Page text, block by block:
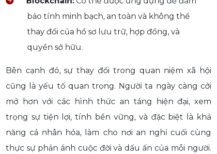
bảo tính minh bạch, an toàn và không thể
thay đổi của hồ sơ lưu trữ, hợp đồng, và
quyền sở hữu.
Bên cạnh đó, sự thay đổi trong quan niệm xã hội
cũng là yếu tố quan trọng. Người ta ngày càng cởi
mở hơn với các hình thức an táng hiện đại, xem
trọng sự tiện lợi, tính bền vững, và đặc biệt là khả
năng cá nhân hóa, làm cho nơi an nghỉ cuối cùng
thực sự phản ánh cuộc đời và dấu ấn của mỗi người.